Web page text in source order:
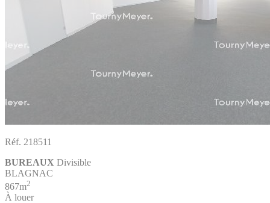
Réf. 218511
BUREAUX Divisible
BLAGNAC
867m2
À louer